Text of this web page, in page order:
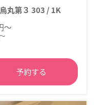
丸第３ 303 / 1K
～
予約する